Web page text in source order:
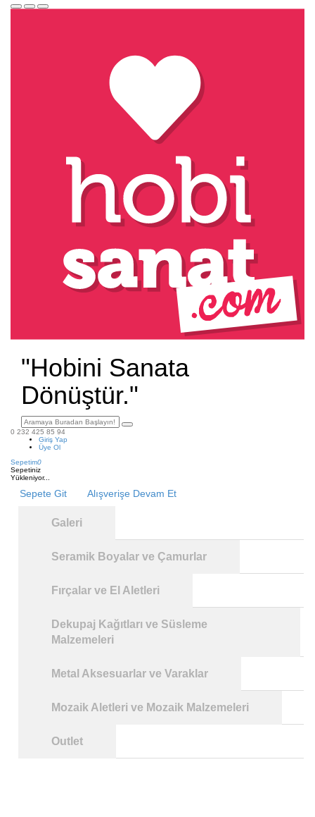
"Hobini Sanata
Dönüştür."
0 232 425 85 94
Giriş Yap
Üye Ol
Sepetim0
Sepetiniz
Yükleniyor...
Sepete Git Alışverişe Devam Et
Galeri
Seramik Boyalar ve Çamurlar
Fırçalar ve El Aletleri
Dekupaj Kağıtları ve Süsleme
Malzemeleri
Metal Aksesuarlar ve Varaklar
Mozaik Aletleri ve Mozaik Malzemeleri
Outlet